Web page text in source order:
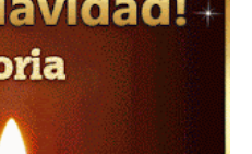
Frases, Imágenes
Telegram e